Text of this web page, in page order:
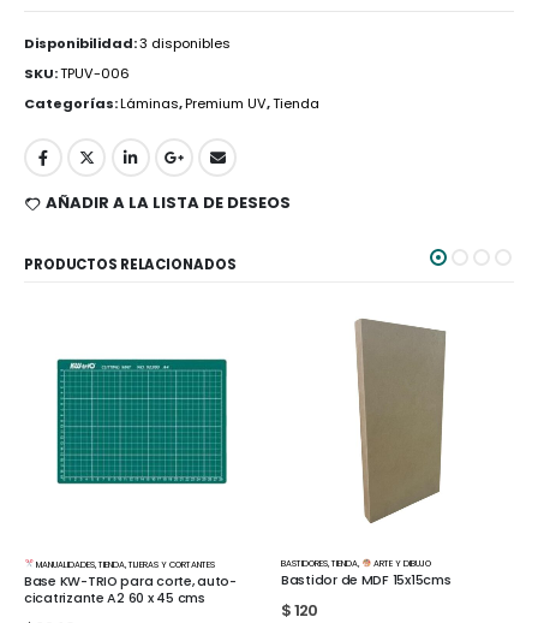
Disponibilidad:3 disponibles
SKU:TPUV-006
Categorías:Láminas,Premium UV,Tienda
AÑADIR A LA LISTA DE DESEOS
PRODUCTOS RELACIONADOS
BASTIDORES,TIENDA, ARTE Y DIBUJO
Bastidor de MDF 15x15cms
$120
TIENDA
Cola Vinilica Profesional Pegamil